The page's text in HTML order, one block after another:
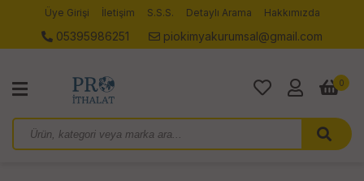
Üye Girişi İletişim S.S.S. Detaylı Arama Hakkımızda
05395986251 piokimyakurumsal@gmail.com
0